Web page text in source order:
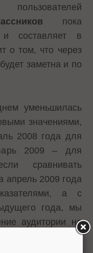
пока
составляет в
о том, что через
заметна и по
уменьшилась
значениями,
2008 года для
2009 – для
сравнивать
апрель 2009 года
а с
года, мы
аудитории на